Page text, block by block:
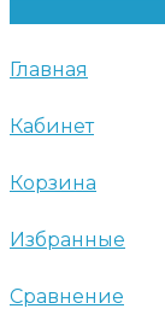
Главная
Кабинет
Корзина
Избранные
Сравнение